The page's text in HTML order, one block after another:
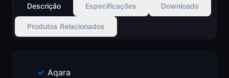
Descrição Especificações Downloads
Produtos Relacionados
Aqara